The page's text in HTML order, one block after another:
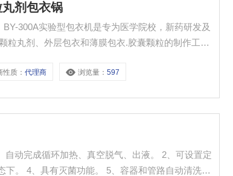
剂包衣锅
300A实验型包衣机是专为医学院校，新药研发及
粒丸剂、外层包衣和薄膜包衣.胶囊颗粒的制作工艺
快速更换。
性质：代理商 浏览量：597
动完成循环加热、真空脱气、出液。 2、可设置定
。 4、具有灭菌功能。 5、容器和管路自动清洗功